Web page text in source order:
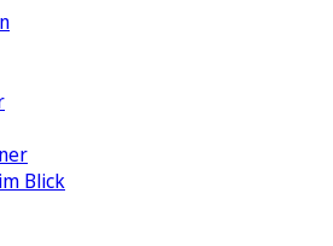
Blick